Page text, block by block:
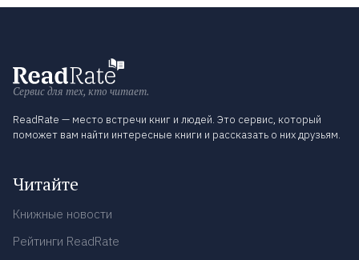
Сервис для тех, кто читает.
ReadRate — место встречи книг и людей. Это сервис, который
поможет вам найти интересные книги и рассказать о них друзьям.
Читайте
Книжные новости
Рейтинги ReadRate